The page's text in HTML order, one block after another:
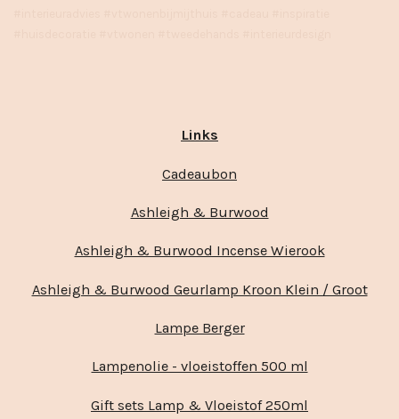
Links
Cadeaubon
Ashleigh & Burwood
Ashleigh & Burwood Incense Wierook
Ashleigh & Burwood Geurlamp Kroon Klein / Groot
Lampe Berger
Lampenolie - vloeistoffen 500 ml
Gift sets Lamp & Vloeistof 250ml